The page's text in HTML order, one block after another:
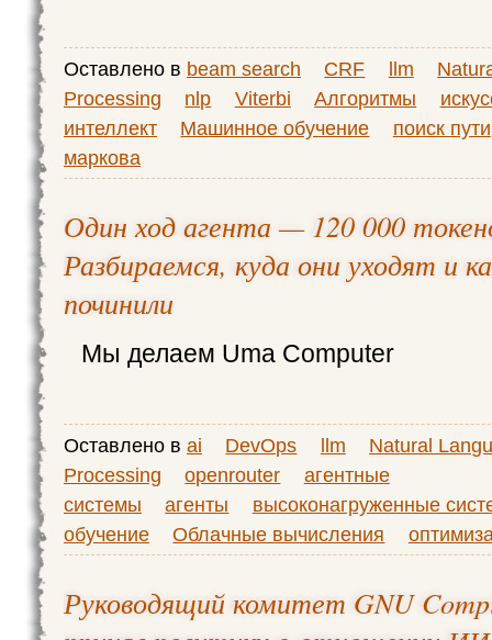
Оставлено в beam search CRF llm
Processing
nlp Viterbi Алгоритмы
интеллект
Машинное обучение
поиск пути
маркова
Один ход агента — 120 000
Разбираемся, куда они уходят и
починили
Мы делаем Uma Computer
Оставлено в ai DevOps llm
Natural
Processing
openrouter
агентные
системы
агенты
высоконагруженные
обучение
Облачные вычисления
Руководящий комитет GNU